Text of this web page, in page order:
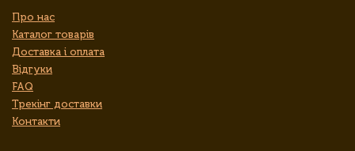
Про нас
Каталог товарів
Доставка і оплата
Відгуки
FAQ
Трекінг доставки
Контакти